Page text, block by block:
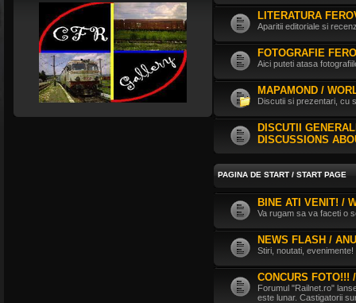
ultimul raspuns:Ikarus_260
Parc SC RATBV SAdeIkarus_260
ultimul raspuns:Ikarus_260
Rocar de SimondeVladyz
ultimul raspuns:Ikarus_260
Autobuze din Ploiesti (RATP)de
Vatmanu076
LITERATURA
Aparitii editoriale si
FOTOGRAFIE
Aici puteti atasa
MAPAMOND /
Discutii si prezentari, cu
DISCUTII
DISCUSSIONS
PAGINA DE START / START PAGE
BINE ATI VENIT! /
Va rugam sa va faceti o
NEWS FLASH /
Stiri, noutati, evenimente!
CONCURS FOTO!!!
Forumul "Railnet.ro"
este lunar. Castigatorii